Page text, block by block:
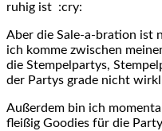
ruhig ist :cry:
Aber die Sale-a-bration ist
ich komme zwischen
die Stempelpartys,
der Partys grade nicht
Außerdem bin ich
fleißig Goodies für die